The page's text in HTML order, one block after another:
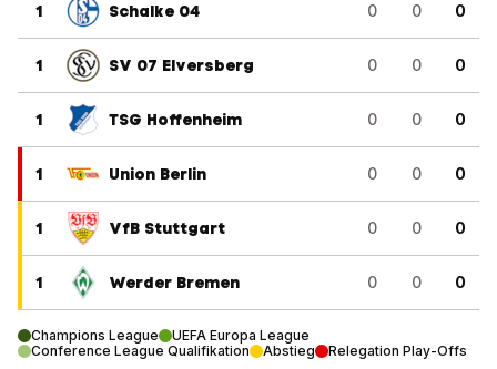
1 Schalke 04 0 0 0
1 SV 07 Elversberg 0 0 0
1 TSG Hoffenheim 0 0 0
1 Union Berlin 0 0 0
1 VfB Stuttgart 0 0 0
1 Werder Bremen 0 0 0
Champions League
UEFA Europa League
Conference League Qualifikation
Abstieg Relegation Play-Offs